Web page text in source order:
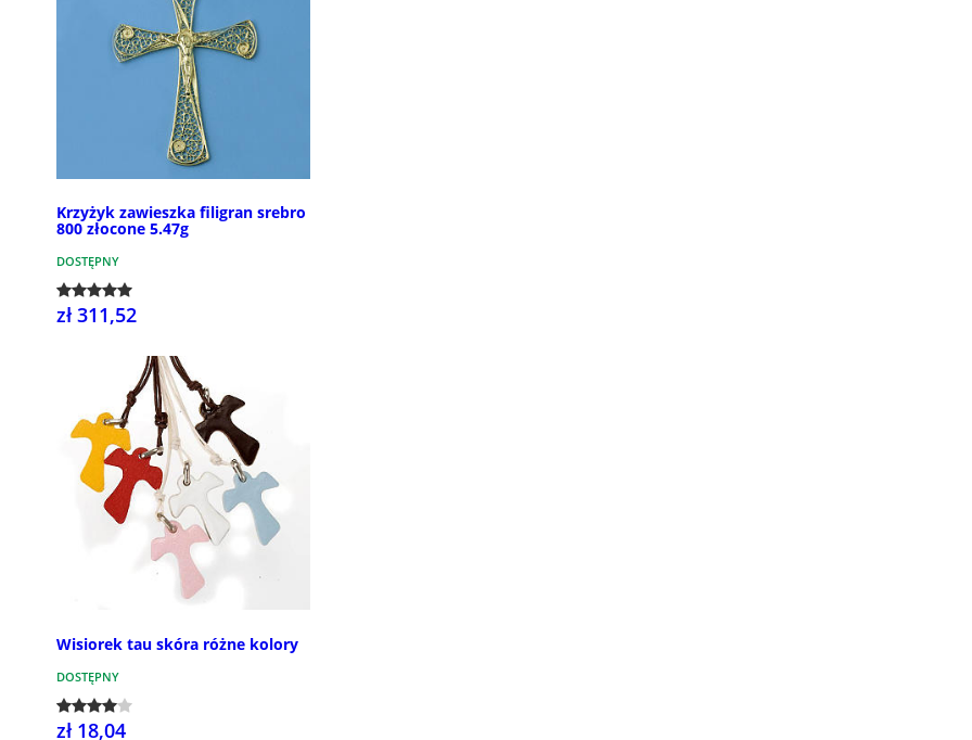
Krzyżyk zawieszka filigran srebro
800 złocone 5.47g
DOSTĘPNY
zł 311,52
Wisiorek tau skóra różne kolory
DOSTĘPNY
zł 18,04